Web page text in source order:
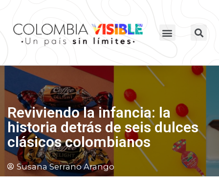
Reviviendo la infancia: la
historia detrás de seis dulces
clásicos colombianos
Susana Serrano Arango